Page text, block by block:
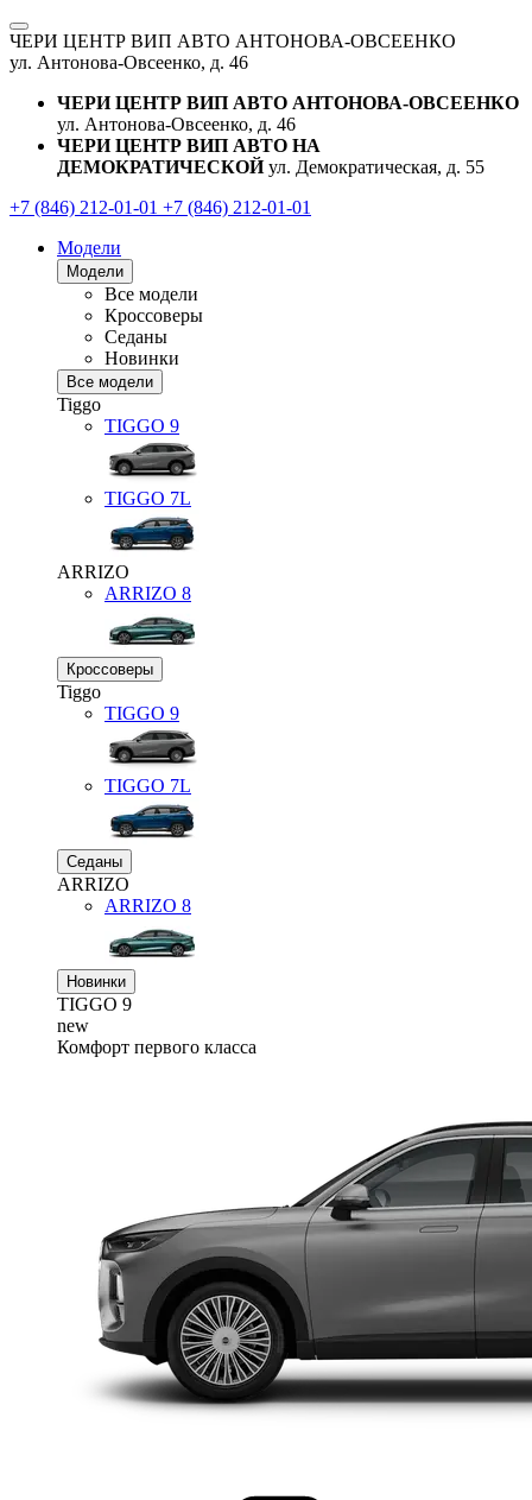
ЧЕРИ ЦЕНТР ВИП АВТО АНТОНОВА-ОВСЕЕНКО
ул. Антонова-Овсеенко, д. 46
ЧЕРИ ЦЕНТР ВИП АВТО АНТОНОВА-ОВСЕЕНКО
ул. Антонова-Овсеенко, д. 46
ЧЕРИ ЦЕНТР ВИП АВТО НА
ДЕМОКРАТИЧЕСКОЙ ул. Демократическая, д. 55
+7 (846) 212-01-01 +7 (846) 212-01-01
Модели
Модели
Все модели
Кроссоверы
Седаны
Новинки
Все модели
Tiggo
TIGGO 9
TIGGO 7L
ARRIZO
ARRIZO 8
Кроссоверы
Tiggo
TIGGO 9
TIGGO 7L
Седаны
ARRIZO
ARRIZO 8
Новинки
TIGGO 9
new
Комфорт первого класса